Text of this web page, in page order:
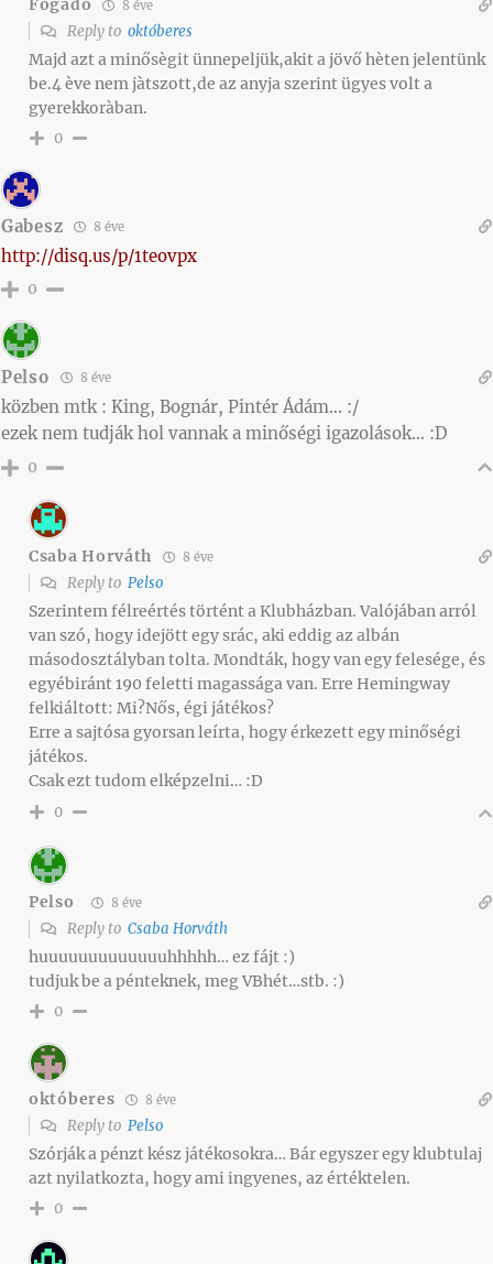
Fogado 8 éve
Reply to októberes
Majd azt a minősègit ünnepeljük,akit a jövő hèten jelentünk
be.4 ève nem jàtszott,de az anyja szerint ügyes volt a
gyerekkoràban.
0
Gabesz 8 éve
http://disq.us/p/1teovpx
0
Pelso 8 éve
közben mtk : King, Bognár, Pintér Ádám… :/
ezek nem tudják hol vannak a minőségi igazolások… :D
0
Csaba Horváth 8 éve
Reply to Pelso
Szerintem félreértés történt a Klubházban. Valójában arról
van szó, hogy idejött egy srác, aki eddig az albán
másodosztályban tolta. Mondták, hogy van egy felesége, és
egyébiránt 190 feletti magassága van. Erre Hemingway
felkiáltott: Mi?Nős, égi játékos?
Erre a sajtósa gyorsan leírta, hogy érkezett egy minőségi
játékos.
Csak ezt tudom elképzelni… :D
0
Pelso 8 éve
Reply to Csaba Horváth
huuuuuuuuuuuuuhhhhh… ez fájt :)
tudjuk be a pénteknek, meg VBhét…stb. :)
0
októberes 8 éve
Reply to Pelso
Szórják a pénzt kész játékosokra… Bár egyszer egy klubtulaj
azt nyilatkozta, hogy ami ingyenes, az értéktelen.
0